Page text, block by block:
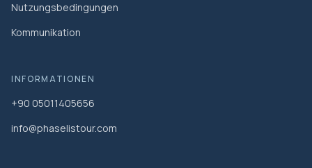
Nutzungsbedingungen
Kommunikation
INFORMATIONEN
+90 05011405656
info@phaselistour.com